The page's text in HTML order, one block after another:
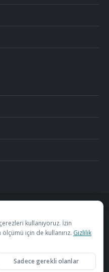
kullanıyoruz. İzin
için de kullanırız. Gizlilik
Sadece gerekli olanlar